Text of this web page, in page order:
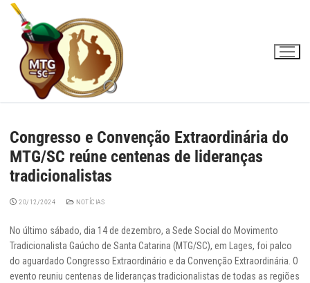
Pular
conteúdo
Congresso e Convenção Extraordinária do
MTG/SC reúne centenas de lideranças
tradicionalistas
20/12/2024 NOTÍCIAS
No último sábado, dia 14 de dezembro, a Sede Social do Movimento
Tradicionalista Gaúcho de Santa Catarina (MTG/SC), em Lages, foi palco
do aguardado Congresso Extraordinário e da Convenção Extraordinária. O
evento reuniu centenas de lideranças tradicionalistas de todas as regiões